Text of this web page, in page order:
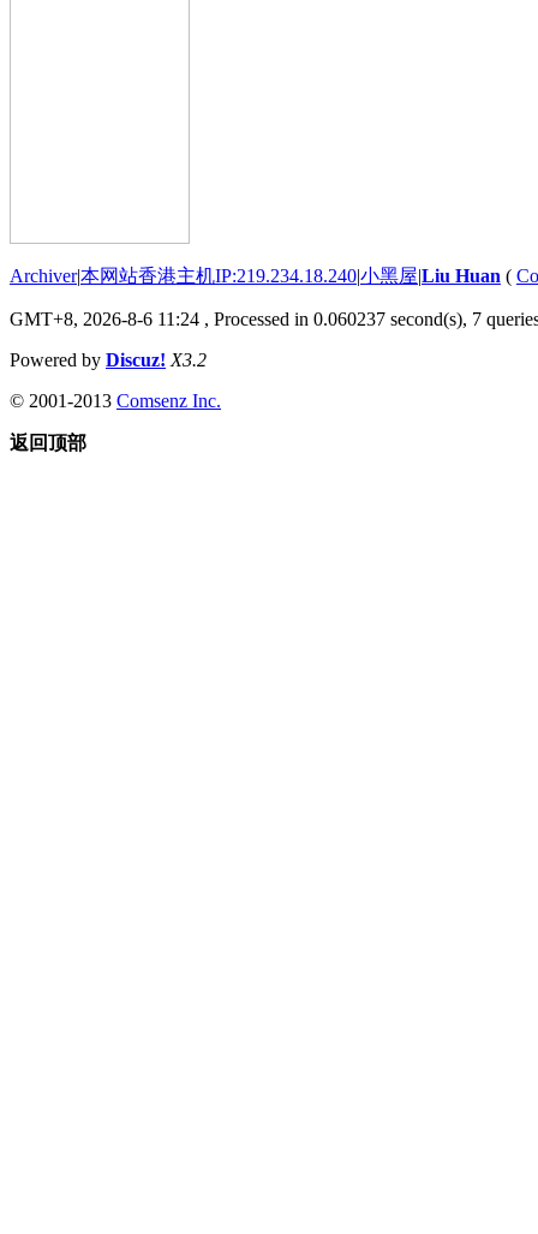
Archiver|本网站香港主机IP:219.234.18.240|小黑屋|Liu Huan (
GMT+8, 2026-8-6 11:24 , Processed in 0.060237 second(s), 7
Powered by Discuz! X3.2
© 2001-2013 Comsenz Inc.
返回顶部